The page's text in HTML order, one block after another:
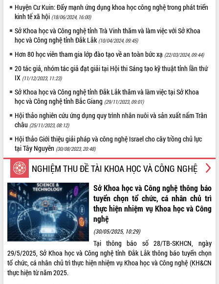
Hội nghị UBND tỉnh Đắk Lắk thường kỳ
tháng 7/2026
Lễ truy tặng danh hiệu “Bà Mẹ Việt
Nam Anh hùng” và trao Huân chương
Lao động
UBND tỉnh Đắk Lắk triển khai nhiệm
vụ 6 tháng cuối năm 2026
Kỳ họp thứ Hai, Hội đồng nhân dân
tỉnh khóa XI quyết nghị nhiều nội dung
quan trọng
Bí thư Tỉnh ủy Lương Nguyễn Minh
Triết thăm, tặng quà người có công với
Rà soát, hoàn thiện hệ thống thiết chế
văn hóa, thể thao đáp ứng yêu cầu
phát triển mới
Thường trực HĐND tỉnh Đắk Lắk gặp
mặt Đoàn chuyên gia y tế TP. Hồ Chí
Minh
Lễ truy điệu và an táng hài cốt liệt sĩ
tại Nghĩa trang Liệt sĩ xã Sơn Hòa
Bàn giải pháp tháo gỡ khó khăn trong
xuất khẩu sầu riêng và triển khai quy
định EUDR
Thứ trưởng Bộ Nông nghiệp và Môi
trường Nguyễn Hoàng Hiệp khảo sát
ALBUM ẢNH
Huyện Cư Kuin: Đẩy mạnh ứng dụng khoa học công nghệ trong phát triển
kinh tế xã hội (18/06/2024, 16:00)
Sở Khoa học và Công nghệ tỉnh Trà Vinh thăm và làm việc với Sở Khoa
học và Công nghệ tỉnh Đắk Lắk (10/04/2024, 09:45)
Hơn 80 học viên tham gia lớp đào tạo về an toàn bức xạ (22/03/2024, 09:44)
20 tác giả, nhóm tác giả đạt giải tại Hội thi Sáng tạo kỹ thuật tỉnh lần thứ
IX (11/12/2023, 11:23)
Sở Khoa học và Công nghệ tỉnh Đắk Lắk thăm và làm việc tại Sở Khoa
học và Công nghệ tỉnh Bắc Giang (29/11/2023, 09:01)
Hội thảo nghiên cứu ứng dụng quy trình nhân nuôi và sản xuất nấm Trân
châu (25/11/2023, 08:12)
Hội thảo Giới thiệu giải pháp và công nghệ Israel cho cây trồng chủ lực
tại Tây Nguyên (30/08/2023, 20:48)
NGHIỆM THU ĐỀ TÀI KHOA HỌC VÀ CÔNG NGHỆ
Sở Khoa học và Công nghệ thông báo
tuyển chọn tổ chức, cá nhân chủ trì
thực hiện nhiệm vụ Khoa học và Công
nghệ
(30/05/2025, 10:29)
Tại thông báo số 28/TB-SKHCN, ngày
29/5/2025, Sở Khoa học và Công nghệ tỉnh Đắk Lắk thông báo tuyển chọn
tổ chức, cá nhân chủ trì thực hiện nhiệm vụ Khoa học và Công nghệ (KH&CN
thực hiện từ năm 2025.